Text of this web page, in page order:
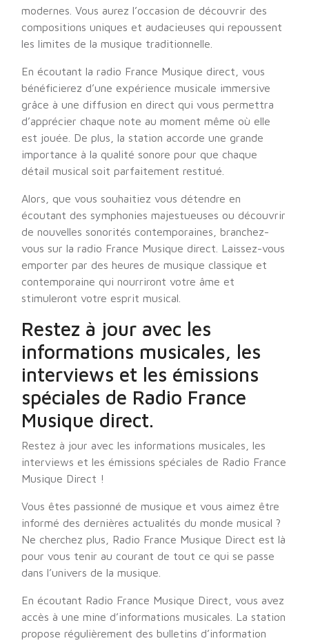
modernes. Vous aurez l’occasion de découvrir des
compositions uniques et audacieuses qui repoussent
les limites de la musique traditionnelle.
En écoutant la radio France Musique direct, vous
bénéficierez d’une expérience musicale immersive
grâce à une diffusion en direct qui vous permettra
d’apprécier chaque note au moment même où elle
est jouée. De plus, la station accorde une grande
importance à la qualité sonore pour que chaque
détail musical soit parfaitement restitué.
Alors, que vous souhaitiez vous détendre en
écoutant des symphonies majestueuses ou découvrir
de nouvelles sonorités contemporaines, branchez-
vous sur la radio France Musique direct. Laissez-vous
emporter par des heures de musique classique et
contemporaine qui nourriront votre âme et
stimuleront votre esprit musical.
Restez à jour avec les
informations musicales, les
interviews et les émissions
spéciales de Radio France
Musique direct.
Restez à jour avec les informations musicales, les
interviews et les émissions spéciales de Radio France
Musique Direct !
Vous êtes passionné de musique et vous aimez être
informé des dernières actualités du monde musical ?
Ne cherchez plus, Radio France Musique Direct est là
pour vous tenir au courant de tout ce qui se passe
dans l’univers de la musique.
En écoutant Radio France Musique Direct, vous avez
accès à une mine d’informations musicales. La station
propose régulièrement des bulletins d’information